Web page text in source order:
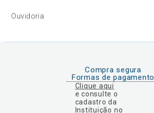
Ouvidoria
Compra segura
Formas de pagamento
Clique aqui
e consulte o
cadastro da
Instituição no